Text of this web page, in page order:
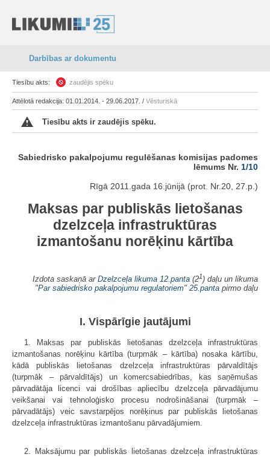
Darbības ar dokumentu
Tiesību akts: zaudējis spēku
Attēlotā redakcija: 01.01.2014. - 29.06.2017. / Vēsturiskā
Tiesību akts ir zaudējis spēku.
Sabiedrisko pakalpojumu regulēšanas komisijas padomes
lēmums Nr. 1/10
Rīgā 2011.gada 16.jūnijā (prot. Nr.20, 27.p.)
Maksas par publiskās lietošanas
dzelzceļa infrastruktūras
izmantošanu norēķinu kārtība
Izdota saskaņā ar Dzelzceļa likuma 12.panta (21) daļu un likuma
"Par sabiedrisko pakalpojumu regulatoriem" 25.panta pirmo daļu
I. Vispārīgie jautājumi
1. Maksas par publiskās lietošanas dzelzceļa infrastruktūras
izmantošanas norēķinu kārtība (turpmāk – kārtība) nosaka kārtību,
kādā publiskās lietošanas dzelzceļa infrastruktūras pārvaldītājs
(turpmāk – pārvaldītājs) un komercsabiedrības, kas saņēmušas
pārvadātāja licenci vai drošības apliecību dzelzceļa pārvadājumu
veikšanai vai tehnoloģisko procesu nodrošināšanai (turpmāk –
pārvadātājs) veic savstarpējos norēķinus par publiskās lietošanas
dzelzceļa infrastruktūras izmantošanu pārvadājumiem.
2. Maksājumu par publiskās lietošanas dzelzceļa infrastruktūras